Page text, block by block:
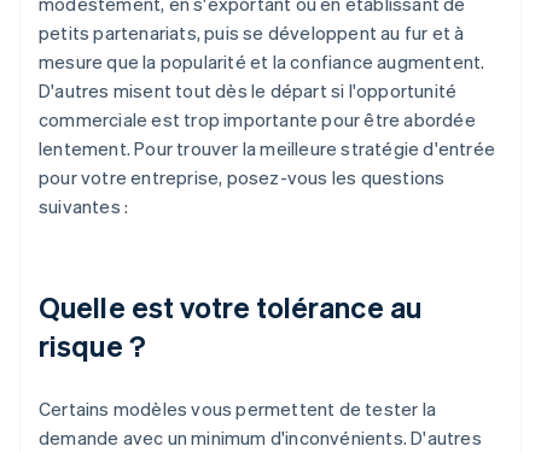
petits partenariats, puis se développent au fur et à
mesure que la popularité et la confiance augmentent.
D'autres misent tout dès le départ si l'opportunité
commerciale est trop importante pour être abordée
lentement. Pour trouver la meilleure stratégie d'entrée
pour votre entreprise, posez-vous les questions
suivantes :
Quelle est votre tolérance au
risque ?
Certains modèles vous permettent de tester la
demande avec un minimum d'inconvénients. D'autres